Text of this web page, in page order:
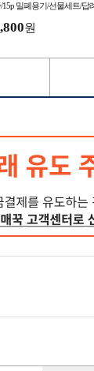
15p 밀폐용기/선물세트/답
원